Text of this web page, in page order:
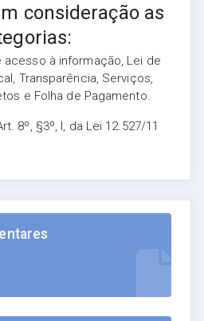
consideração as
acesso à informação, Lei de
Transparência, Serviços,
e Folha de Pagamento.
8º, §3º, I, da Lei 12.527/11